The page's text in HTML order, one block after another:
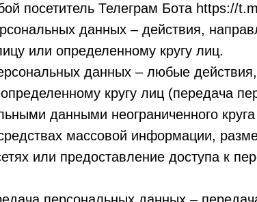
посетитель Телеграм Бота https://
данных – действия,
или определенному кругу лиц.
данных – любые
кругу лиц (передача
данными неограниченного
массовой информации,
или предоставление доступа к